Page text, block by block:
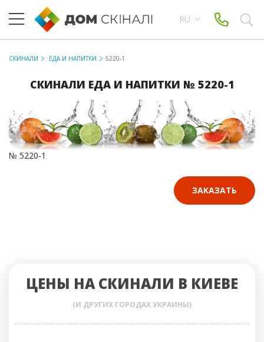
RU
СКИНАЛИ ЕДА И НАПИТКИ 5220-1
СКИНАЛИ ЕДА И НАПИТКИ № 5220-1
№ 5220-1
ЗАКАЗАТЬ
ЦЕНЫ НА СКИНАЛИ В КИЕВЕ
(И ДРУГИХ ГОРОДАХ УКРАИНЫ)